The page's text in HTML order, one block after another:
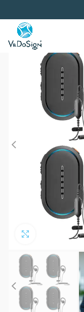
Click to enlarge